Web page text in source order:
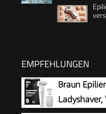
EMPFEHLUNGEN
Braun